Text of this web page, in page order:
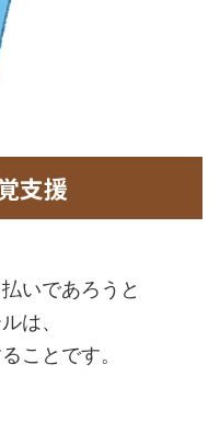
支援
いであろうと
は、
ことです。